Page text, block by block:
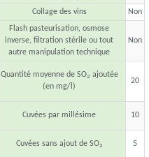
Collage des vins Non
Flash pasteurisation, osmose
inverse, filtration stérile ou tout
autre manipulation technique
Non
Quantité moyenne de SO2 ajoutée
(en mg/l)
20
Cuvées par millésime 10
Cuvées sans ajout de SO2 5